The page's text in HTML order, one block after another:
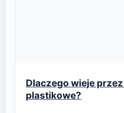
Dlaczego wieje
plastikowe?